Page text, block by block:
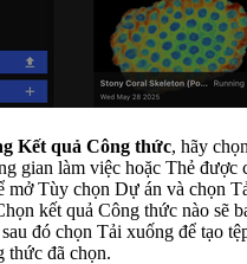
Kết quả Công thức, hãy
gian làm việc hoặc Thẻ được
mở Tùy chọn Dự án và chọn
kết quả Công thức nào sẽ
đó chọn Tải xuống để tạo
thức đã chọn.